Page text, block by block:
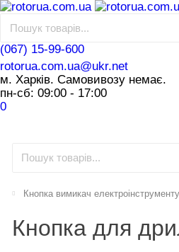
(067) 15-99-600
rotorua.com.ua@ukr.net
м. Харків. Самовивозу немає.
пн-сб: 09:00 - 17:00
0
Кнопка вимикач електроінструменту
Кнопка для